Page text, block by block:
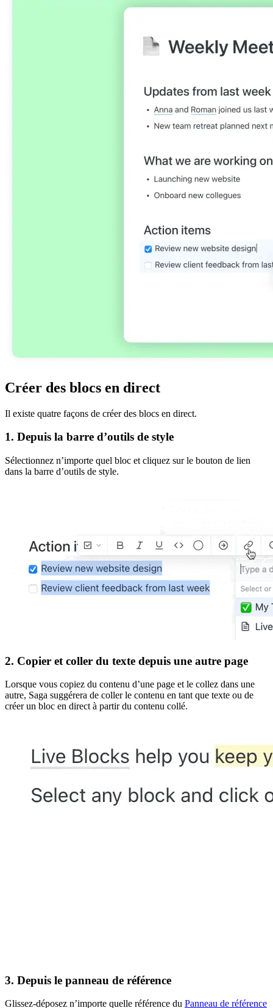
Créer des blocs en direct
Il existe quatre façons de créer des blocs en direct.
1. Depuis la barre d’outils de style
Sélectionnez n’importe quel bloc et cliquez sur le bouton de lien
dans la barre d’outils de style.
2. Copier et coller du texte depuis une autre page
Lorsque vous copiez du contenu d’une page et le collez dans une
autre, Saga suggérera de coller le contenu en tant que texte ou de
créer un bloc en direct à partir du contenu collé.
3. Depuis le panneau de référence
Glissez-déposez n’importe quelle référence du Panneau de référence